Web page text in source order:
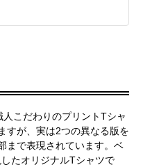
こだわりのプリントTシャ
すが、実は2つの異なる版を
まで表現されています。ベ
たオリジナルTシャツで